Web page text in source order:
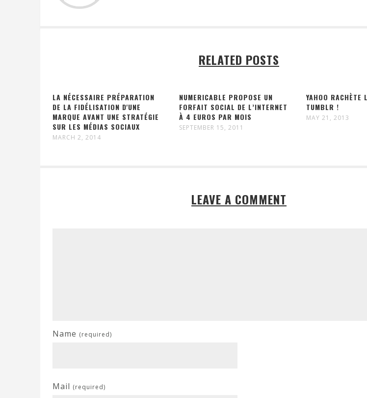
RELATED POSTS
LA NÉCESSAIRE PRÉPARATION
DE LA FIDÉLISATION D'UNE
MARQUE AVANT UNE STRATÉGIE
SUR LES MÉDIAS SOCIAUX
MARCH 2, 2014
NUMERICABLE PROPOSE UN
FORFAIT SOCIAL DE L’INTERNET
À 4 EUROS PAR MOIS
SEPTEMBER 15, 2011
YAHOO RACHÈTE
TUMBLR !
MAY 21, 2013
LEAVE A COMMENT
Name (required)
Mail (required)